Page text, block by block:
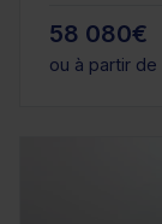
58 080€
ou à partir de